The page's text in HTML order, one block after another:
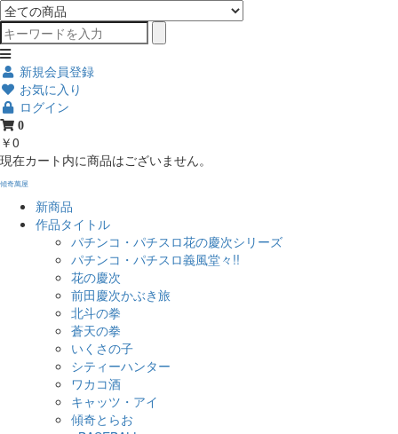
新規会員登録
お気に入り
ログイン
0
￥0
現在カート内に商品はございません。
傾奇萬屋
新商品
作品タイトル
パチンコ・パチスロ花の慶次シリーズ
パチンコ・パチスロ義風堂々!!
花の慶次
前田慶次かぶき旅
北斗の拳
蒼天の拳
いくさの子
シティーハンター
ワカコ酒
キャッツ・アイ
傾奇とらお